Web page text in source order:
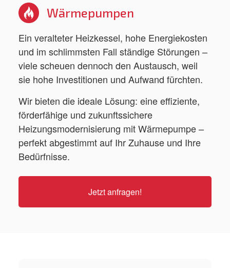
Wärmepumpen
Ein veralteter Heizkessel, hohe Energiekosten
und im schlimmsten Fall ständige Störungen –
viele scheuen dennoch den Austausch, weil
sie hohe Investitionen und Aufwand fürchten.
Wir bieten die ideale Lösung: eine effiziente,
förderfähige und zukunftssichere
Heizungsmodernisierung mit Wärmepumpe –
perfekt abgestimmt auf Ihr Zuhause und Ihre
Bedürfnisse.
Jetzt anfragen!